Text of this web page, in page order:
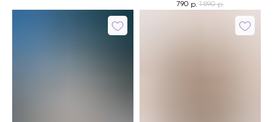
790 р. 1 890 р.